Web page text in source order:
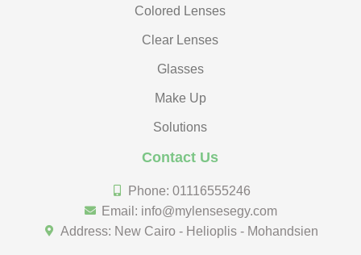
Colored Lenses
Clear Lenses
Glasses
Make Up
Solutions
Contact Us
Phone: 01116555246
Email: info@mylensesegy.com
Address: New Cairo - Helioplis - Mohandsien